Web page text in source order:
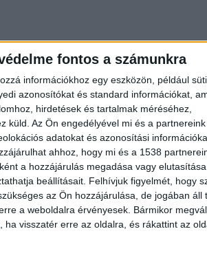
fontos a számunkra
információkhoz egy eszközön, például
azonosítókat és standard információkat,
hirdetések és tartalmak méréséhez,
küld. Az Ön engedélyével mi és a partnereink
adatokat és azonosítási
ahhoz, hogy mi és a 1538
a hozzájárulás megadása vagy
beállításait. Felhívjuk figyelmét, hogy
az Ön hozzájárulása, de jogában áll
a weboldalra érvényesek. Bármikor
visszatér erre az oldalra, és rákattint az
férfi és 27 éves párja –
továbbá az unokaöcs 28